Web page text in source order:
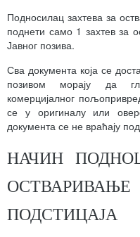
Подносилац захтева за
поднети само 1 захтев за
Јавног позива.
Сва документа која се
позивом морају да
комерцијалног
се у оригиналу или
документа се не враћају
НАЧИН
ПОДСТИЦАЈА